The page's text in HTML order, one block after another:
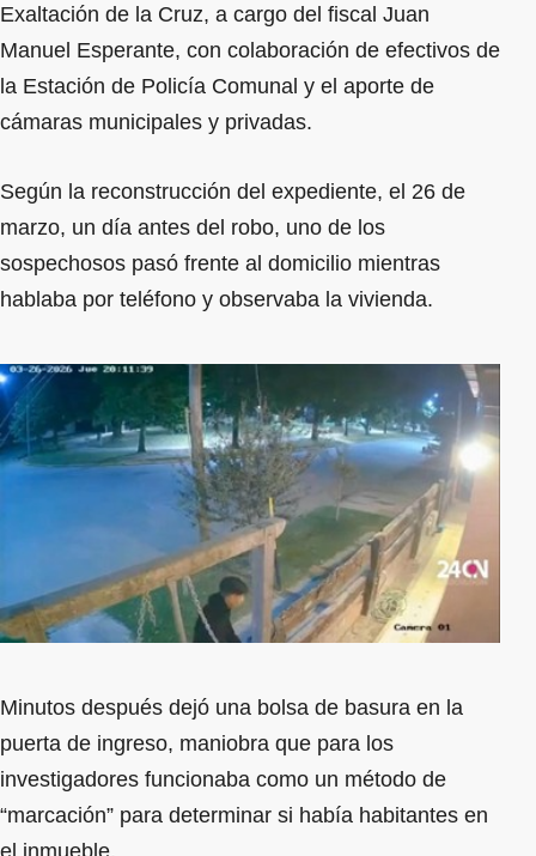
Exaltación de la Cruz, a cargo del fiscal Juan
Manuel Esperante, con colaboración de efectivos de
la Estación de Policía Comunal y el aporte de
cámaras municipales y privadas.
Según la reconstrucción del expediente, el 26 de
marzo, un día antes del robo, uno de los
sospechosos pasó frente al domicilio mientras
hablaba por teléfono y observaba la vivienda.
Minutos después dejó una bolsa de basura en la
puerta de ingreso, maniobra que para los
investigadores funcionaba como un método de
“marcación” para determinar si había habitantes en
el inmueble.